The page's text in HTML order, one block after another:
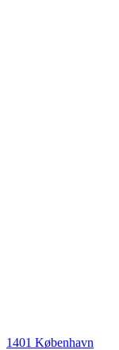
1401 København